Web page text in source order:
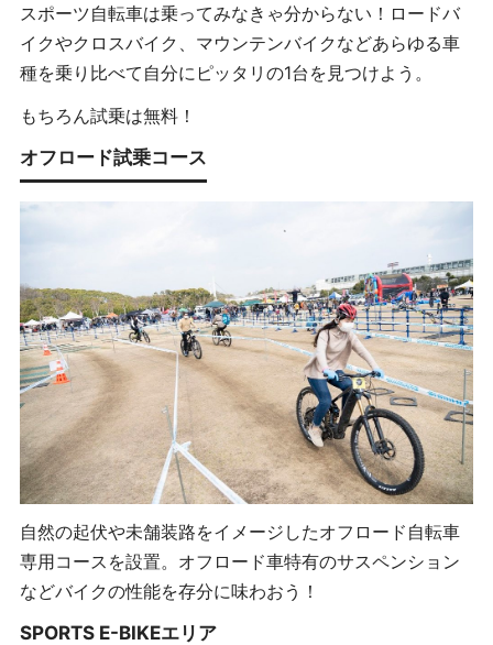
スポーツ自転車は乗ってみなきゃ分からない！ロードバ
イクやクロスバイク、マウンテンバイクなどあらゆる車
種を乗り比べて自分にピッタリの1台を見つけよう。
もちろん試乗は無料！
オフロード試乗コース
自然の起伏や未舗装路をイメージしたオフロード自転車
専用コースを設置。オフロード車特有のサスペンション
などバイクの性能を存分に味わおう！
SPORTS E-BIKEエリア